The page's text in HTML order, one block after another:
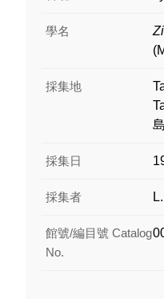
學名
採集地
採集日
採集者
館號/編目號 Catalog
No.